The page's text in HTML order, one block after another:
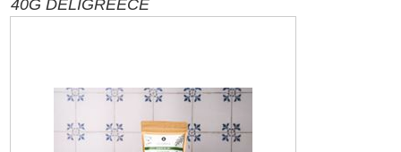
40G DELIGREECE